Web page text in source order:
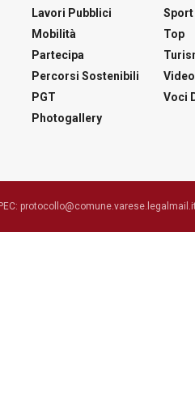
Lavori Pubblici
Mobilità
Partecipa
Percorsi Sostenibili
PGT
Photogallery
Sport
Top
Voci